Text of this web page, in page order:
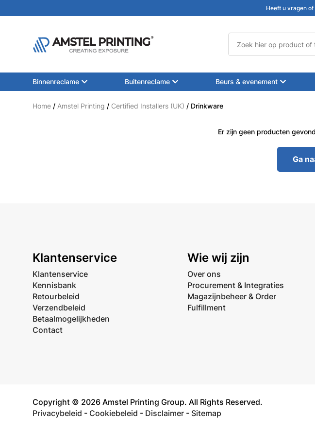
Heeft u vragen
naar:
Binnenreclame Buitenreclame Beurs & evenement
Home / Amstel Printing / Certified Installers (UK) / Drinkware
Er zijn geen producten
Ga
Klantenservice
Klantenservice
Kennisbank
Retourbeleid
Verzendbeleid
Betaalmogelijkheden
Contact
Wie wij zijn
Over ons
Procurement & Integraties
Magazijnbeheer & Order
Fulfillment
Copyright © 2026 Amstel Printing Group. All Rights Reserved.
Privacybeleid - Cookiebeleid - Disclaimer - Sitemap